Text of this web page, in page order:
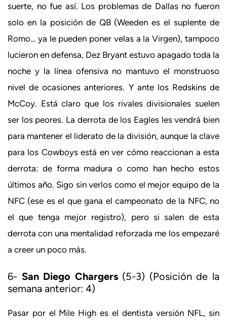
suerte, no fue así. Los problemas de Dallas no fueron
solo en la posición de QB (Weeden es el suplente de
Romo… ya le pueden poner velas a la Virgen), tampoco
lucieron en defensa, Dez Bryant estuvo apagado toda la
noche y la línea ofensiva no mantuvo el monstruoso
nivel de ocasiones anteriores. Y ante los Redskins de
McCoy. Está claro que los rivales divisionales suelen
ser los peores. La derrota de los Eagles les vendrá bien
para mantener el liderato de la división, aunque la clave
para los Cowboys está en ver cómo reaccionan a esta
derrota: de forma madura o como han hecho estos
últimos año. Sigo sin verlos como el mejor equipo de la
NFC (ese es el que gana el campeonato de la NFC, no
el que tenga mejor registro), pero si salen de esta
derrota con una mentalidad reforzada me los empezaré
a creer un poco más.
6- San Diego Chargers(5-3) (Posición de la
semana anterior: 4)
Pasar por el Mile High es el dentista versión NFL, sin